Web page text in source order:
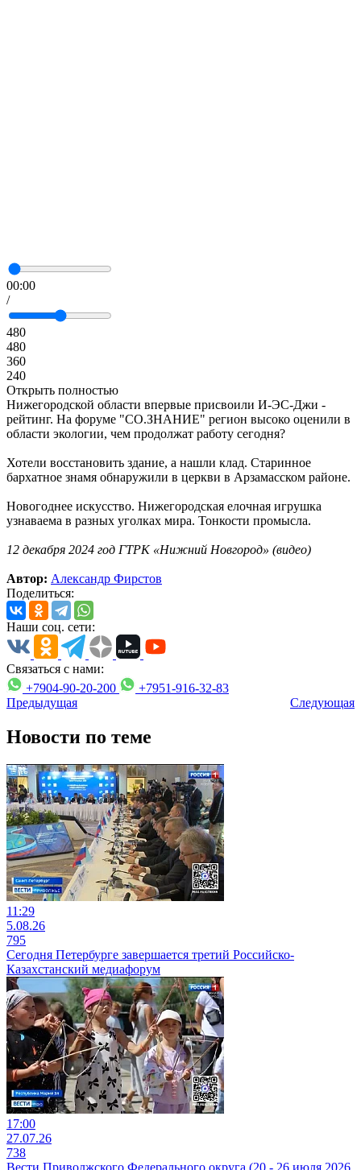
00:00
/
480
480
360
240
Открыть полностью
Нижегородской области впервые присвоили И-ЭС-Джи -
рейтинг. На форуме "СО.ЗНАНИЕ" регион высоко оценили в
области экологии, чем продолжат работу сегодня?
Хотели восстановить здание, а нашли клад. Старинное
бархатное знамя обнаружили в церкви в Арзамасском районе.
Новогоднее искусство. Нижегородская елочная игрушка
узнаваема в разных уголках мира. Тонкости промысла.
12 декабря 2024 год ГТРК «Нижний Новгород» (видео)
Автор: Александр Фирстов
Поделиться:
Наши соц. сети:
Связаться с нами:
+7904-90-20-200
+7951-916-32-83
Предыдущая
Следующая
Новости по теме
11:29
5.08.26
795
Сегодня Петербурге завершается третий Российско-
Казахстанский медиафорум
17:00
27.07.26
738
Вести Приволжского Федерального округа (20 - 26 июля 2026